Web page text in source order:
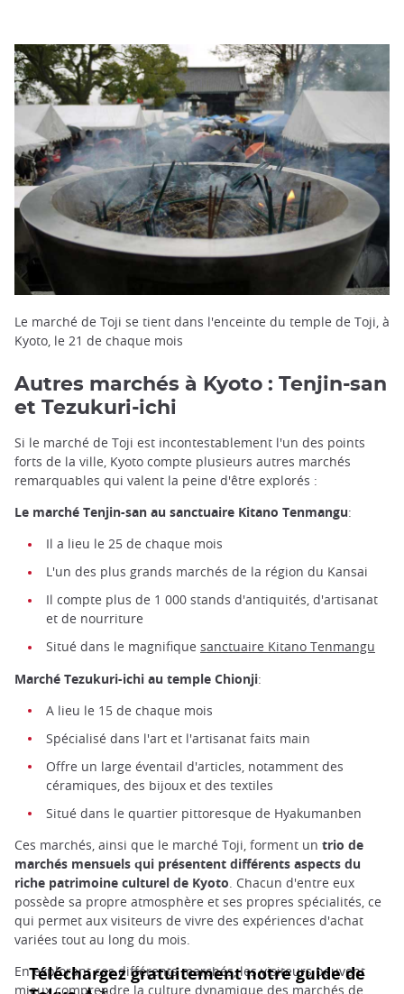
Le marché de Toji se tient dans l'enceinte du temple de Toji, à
Kyoto, le 21 de chaque mois
Autres marchés à Kyoto : Tenjin-san
et Tezukuri-ichi
Si le marché de Toji est incontestablement l'un des points
forts de la ville, Kyoto compte plusieurs autres marchés
remarquables qui valent la peine d'être explorés :
Le marché Tenjin-san au sanctuaire Kitano Tenmangu:
Il a lieu le 25 de chaque mois
L'un des plus grands marchés de la région du Kansai
Il compte plus de 1 000 stands d'antiquités, d'artisanat
et de nourriture
Situé dans le magnifique sanctuaire Kitano Tenmangu
Marché Tezukuri-ichi au temple Chionji:
A lieu le 15 de chaque mois
Spécialisé dans l'art et l'artisanat faits main
Offre un large éventail d'articles, notamment des
céramiques, des bijoux et des textiles
Situé dans le quartier pittoresque de Hyakumanben
Ces marchés, ainsi que le marché Toji, forment un trio de
marchés mensuels qui présentent différents aspects du
riche patrimoine culturel de Kyoto. Chacun d'entre eux
possède sa propre atmosphère et ses propres spécialités, ce
qui permet aux visiteurs de vivre des expériences d'achat
variées tout au long du mois.
En explorant ces différents marchés, les visiteurs peuvent
mieux comprendre la culture dynamique des marchés de